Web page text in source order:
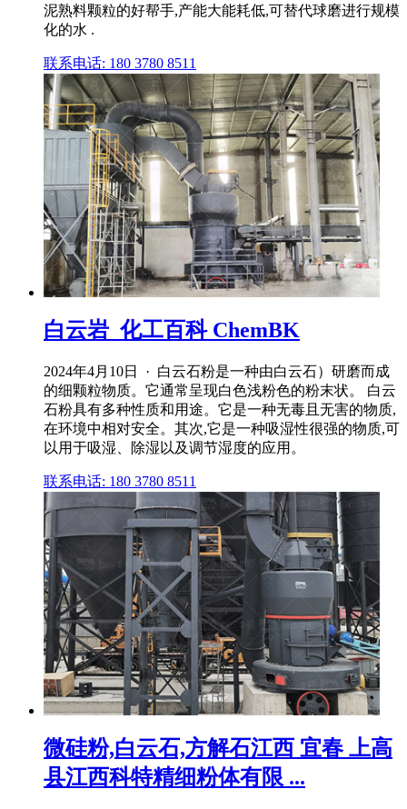
泥熟料颗粒的好帮手,产能大能耗低,可替代球磨进行规模
化的水 .
联系电话: 180 3780 8511
白云岩_化工百科 ChemBK
2024年4月10日 · 白云石粉是一种由白云石）研磨而成
的细颗粒物质。它通常呈现白色浅粉色的粉末状。 白云
石粉具有多种性质和用途。它是一种无毒且无害的物质,
在环境中相对安全。其次,它是一种吸湿性很强的物质,可
以用于吸湿、除湿以及调节湿度的应用。
联系电话: 180 3780 8511
微硅粉,白云石,方解石江西 宜春 上高
县江西科特精细粉体有限 ...